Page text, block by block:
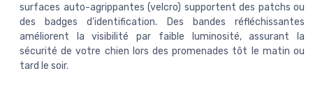
surfaces auto-agrippantes (velcro) supportent des patchs ou
des badges d'identification. Des bandes réfléchissantes
améliorent la visibilité par faible luminosité, assurant la
sécurité de votre chien lors des promenades tôt le matin ou
tard le soir.